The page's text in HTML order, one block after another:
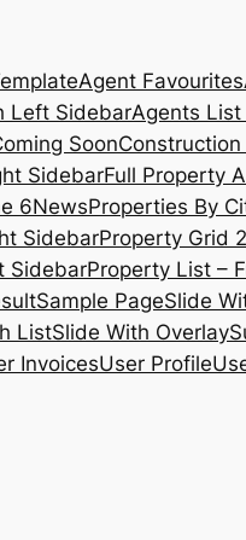
Agent Favourites
Left SidebarAgents List
Soon
SidebarFull Property
6NewsProperties By
SidebarProperty Grid
SidebarProperty List –
Sample PageSlide
ListSlide With Overlay
InvoicesUser Profile